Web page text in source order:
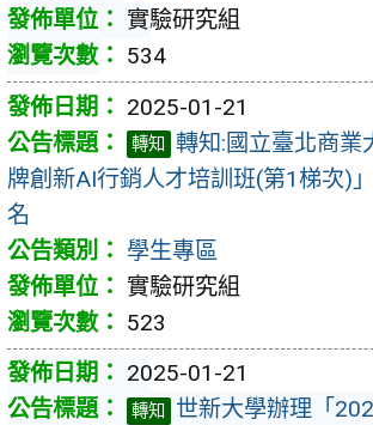
實驗研究組
534
2025-01-21
轉知
轉知:國立臺北商業
牌創新AI行銷人才培訓班(第1梯次)
名
學生專區
實驗研究組
523
2025-01-21
轉知
世新大學辦理「